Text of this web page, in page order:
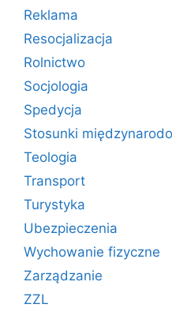
Reklama
Resocjalizacja
Rolnictwo
Socjologia
Spedycja
Stosunki
Teologia
Transport
Turystyka
Ubezpieczenia
Wychowanie fizyczne
Zarządzanie
ZZL